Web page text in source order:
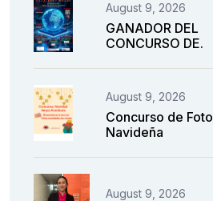
August 9, 2026
GANADOR DEL
CONCURSO DE.
August 9, 2026
Concurso de Foto
Navideña
August 9, 2026